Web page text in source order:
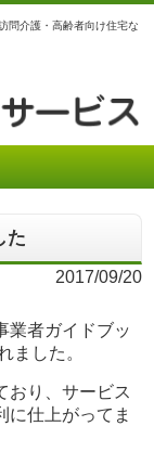
問介護・高齢者向け住宅な
た
2017/09/20
業者ガイドブッ
ました。
おり、サービス
に仕上がってま